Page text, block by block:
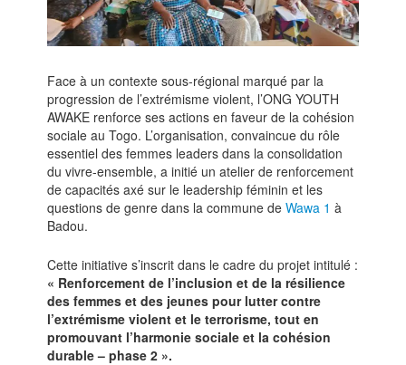
Face à un contexte sous-régional marqué par la
progression de l’extrémisme violent, l’ONG YOUTH
AWAKE renforce ses actions en faveur de la cohésion
sociale au Togo. L’organisation, convaincue du rôle
essentiel des femmes leaders dans la consolidation
du vivre-ensemble, a initié un atelier de renforcement
de capacités axé sur le leadership féminin et les
questions de genre dans la commune de Wawa 1 à
Badou.
Cette initiative s’inscrit dans le cadre du projet intitulé :
« Renforcement de l’inclusion et de la résilience
des femmes et des jeunes pour lutter contre
l’extrémisme violent et le terrorisme, tout en
promouvant l’harmonie sociale et la cohésion
durable – phase 2 ».